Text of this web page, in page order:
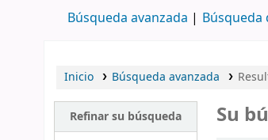
Búsqueda avanzada
Inicio Búsqueda avanzada
Refinar su búsqueda Su